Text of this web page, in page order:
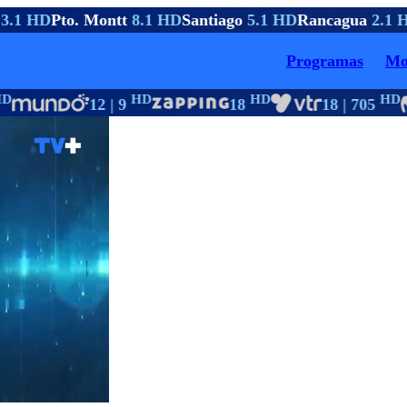
HDPto. Montt8.1 HDSantiago5.1 HDRancagua2.1
Programas
12 | 9HD 18HD 18 | 705HD